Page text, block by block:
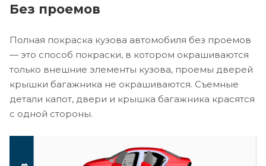
Без проемов
Полная покраска кузова автомобиля без проемов
— это способ покраски, в котором окрашиваются
только внешние элементы кузова, проемы дверей
крышки багажника не окрашиваются. Съемные
детали капот, двери и крышка багажника красятся
с одной стороны.